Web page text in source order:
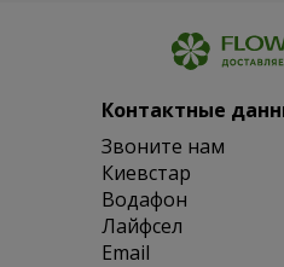
Контактные
Звоните нам
Киевстар
Водафон
Лайфсел
Email